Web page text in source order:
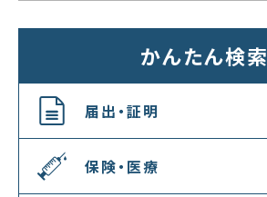
かんたん検索
届出・証明
保険・医療